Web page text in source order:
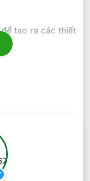
tạo ra các thiết
là ngành sản
vang,… Trung
làm nồi, chảo
cùng ở đáy
đun siêu tốc,…
khoảng 11.000 –